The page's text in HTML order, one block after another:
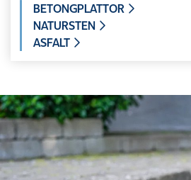
BETONGPLATTOR
NATURSTEN
ASFALT